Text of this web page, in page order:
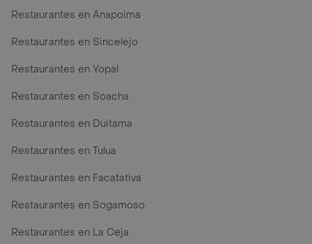
Restaurantes en Anapoima
Restaurantes en Sincelejo
Restaurantes en Yopal
Restaurantes en Soacha
Restaurantes en Duitama
Restaurantes en Tulua
Restaurantes en Facatativa
Restaurantes en Sogamoso
Restaurantes en La Ceja